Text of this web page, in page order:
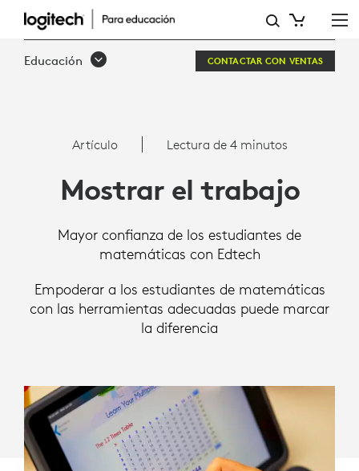
MOSTRAR
ELEducación CONTACTAR CON VENTAS
Artículo Lectura de 4 minutos
Mostrar el trabajo
Mayor confianza de los estudiantes de
matemáticas con Edtech
Empoderar a los estudiantes de matemáticas
con las herramientas adecuadas puede marcar
la diferencia